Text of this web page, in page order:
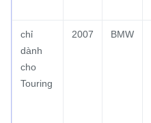
chỉ
dành
cho
Touring
2007 BMW